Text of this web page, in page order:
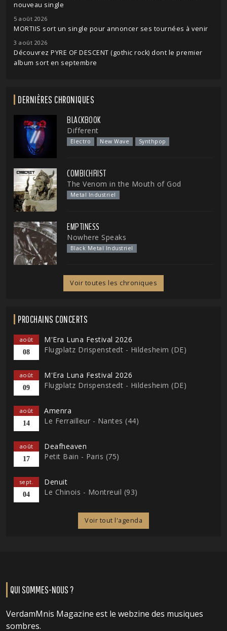
nouveau single
5 août 2026
MORTIIS sort un single pour annoncer ses tournées à venir
3 août 2026
Découvrez PYRE OF DESCENT (gothic rock) dont le premier
album sort en septembre
DERNIÈRES CHRONIQUES
BLACKBOOK
Different
Electro New Wave Synthpop
COMBICHRIST
The Venom in the Mouth of God
Metal Industriel
EMPTINESS
Nowhere Speaks
Black Metal Industriel
Voir toutes les chroniques
PROCHAINS CONCERTS
août
08
M'Era Luna Festival 2026
Flugplatz Drispenstedt - Hildesheim (DE)
août
09
M'Era Luna Festival 2026
Flugplatz Drispenstedt - Hildesheim (DE)
août
14
Amenra
Le Ferrailleur - Nantes (44)
août
17
Deafheaven
Petit Bain - Paris (75)
sept.
04
Denuit
Le Chinois - Montreuil (93)
Voir tout l'agenda
QUI SOMMES-NOUS ?
VerdamMnis Magazine est le webzine des musiques
sombres.